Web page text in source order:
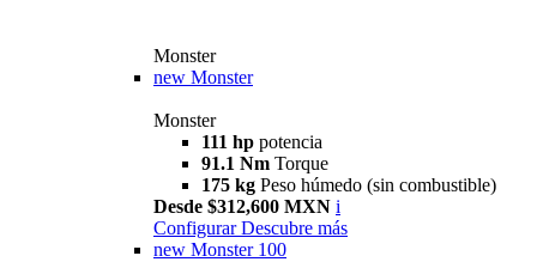
Monster
new Monster
Monster
111 hp potencia
91.1 Nm Torque
175 kg Peso húmedo (sin combustible)
Desde $312,600 MXN i
Configurar Descubre más
new Monster 100